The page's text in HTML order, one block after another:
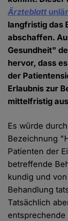
Ärzteblatt
langfristig das
abschaffen.
Gesundheit"
hervor, dass
der
Erlaubnis zur
mittelfristig
Es würde
Bezeichnung
Patienten der
betreffende
kundig und
Behandlung
Tatsächlich